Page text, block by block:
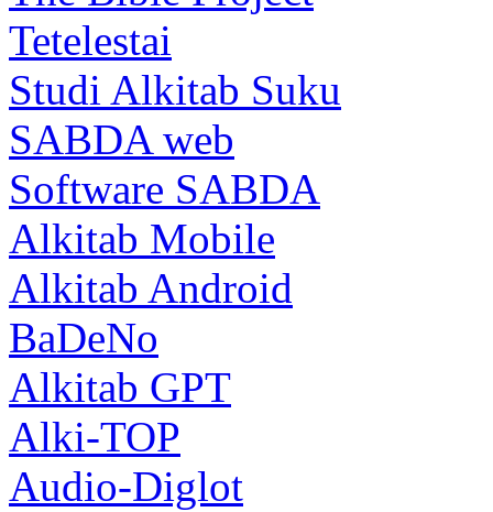
Tetelestai
Studi Alkitab Suku
SABDA web
Software SABDA
Alkitab Mobile
Alkitab Android
BaDeNo
Alkitab GPT
Alki-TOP
Audio-Diglot